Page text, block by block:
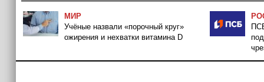
МИР
Учёные назвали «порочный круг»
ожирения и нехватки витамина D